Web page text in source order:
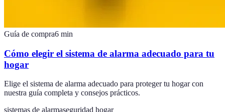
Guía de compra6 min
Cómo elegir el sistema de alarma adecuado para tu
hogar
Elige el sistema de alarma adecuado para proteger tu hogar con
nuestra guía completa y consejos prácticos.
sistemas de alarmaseguridad hogar